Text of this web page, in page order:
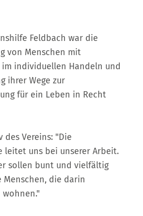
Feldbach war die
von Menschen mit
individuellen Handeln und
ihrer Wege zur
für ein Leben in Recht
des Vereins: "Die
leitet uns bei unserer Arbeit.
sollen bunt und vielfältig
Menschen, die darin